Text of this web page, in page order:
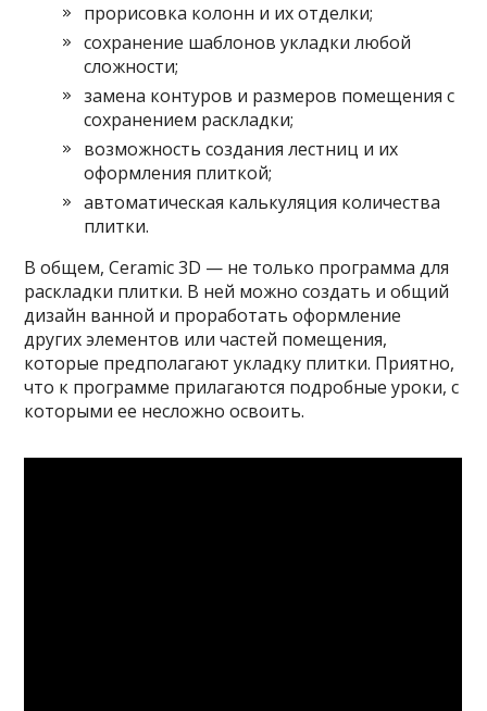
прорисовка колонн и их отделки;
сохранение шаблонов укладки любой
сложности;
замена контуров и размеров помещения с
сохранением раскладки;
возможность создания лестниц и их
оформления плиткой;
автоматическая калькуляция количества
плитки.
В общем, Ceramic 3D — не только программа для
раскладки плитки. В ней можно создать и общий
дизайн ванной и проработать оформление
других элементов или частей помещения,
которые предполагают укладку плитки. Приятно,
что к программе прилагаются подробные уроки, с
которыми ее несложно освоить.